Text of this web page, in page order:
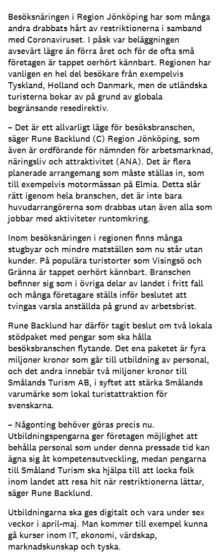
Besöksnäringen i Region Jönköping har som många
andra drabbats hårt av restriktionerna i samband
med Coronaviruset. I påsk var beläggningen
avsevärt lägre än förra året och för de ofta små
företagen är tappet oerhört kännbart. Regionen har
vanligen en hel del besökare från exempelvis
Tyskland, Holland och Danmark, men de utländska
turisterna bokar av på grund av globala
begränsande resedirektiv.
– Det är ett allvarligt läge för besöksbranschen,
säger Rune Backlund (C) Region Jönköping, som
även är ordförande för nämnden för arbetsmarknad,
näringsliv och attraktivitet (ANA). Det är flera
planerade arrangemang som måste ställas in, som
till exempelvis motormässan på Elmia. Detta slår
rätt igenom hela branschen, det är inte bara
huvudarrangörerna som drabbas utan även alla som
jobbar med aktiviteter runtomkring.
Inom besöksnäringen i regionen finns många
stugbyar och mindre matställen som nu står utan
kunder. På populära turistorter som Visingsö och
Gränna är tappet oerhört kännbart. Branschen
befinner sig som i övriga delar av landet i fritt fall
och många företagare ställs inför beslutet att
tvingas varsla anställda på grund av arbetsbrist.
Rune Backlund har därför tagit beslut om två lokala
stödpaket med pengar som ska hålla
besöksbranschen flytande. Det ena paketet är fyra
miljoner kronor som går till utbildning av personal,
och det andra innebär två miljoner kronor till
Smålands Turism AB, i syftet att stärka Smålands
varumärke som lokal turistattraktion för
svenskarna.
– Någonting behöver göras precis nu.
Utbildningspengarna ger företagen möjlighet att
behålla personal som under denna pressade tid kan
ägna sig åt kompetensutveckling, medan pengarna
till Småland Turism ska hjälpa till att locka folk
inom landet att resa hit när restriktionerna lättar,
säger Rune Backlund.
Utbildningarna ska ges digitalt och vara under sex
veckor i april-maj. Man kommer till exempel kunna
gå kurser inom IT, ekonomi, värdskap,
marknadskunskap och tyska.